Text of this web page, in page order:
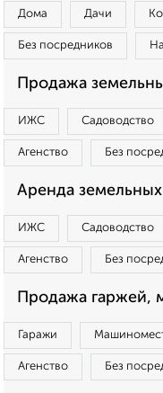
Дома Дачи
Без посредников
Продажа
ИЖС Садоводство
Агенство Без
Аренда земельных
ИЖС Садоводство
Агенство Без
Продажа гаржей,
Гаражи
Агенство Без